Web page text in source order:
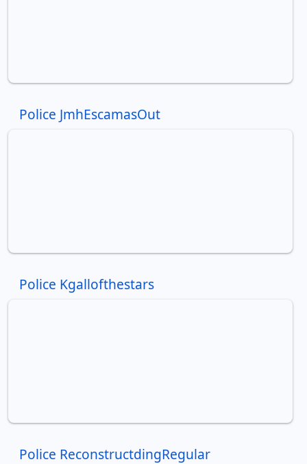
Police JmhEscamasOut
Police Kgallofthestars
Police ReconstructdingRegular